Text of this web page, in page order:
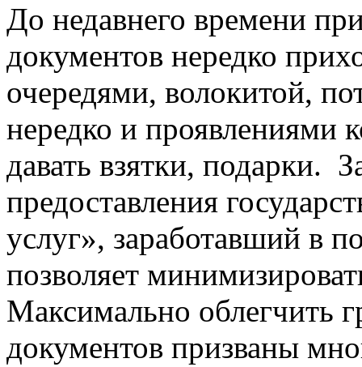
До недавнего времени
документов нередко
очередями, волокитой,
нередко и проявлениями
давать взятки, подарки.
предоставления
услуг», заработавший в
позволяет
Максимально облегчить
документов призваны